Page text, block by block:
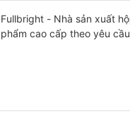
Fullbright - Nhà sản xuất
phẩm cao cấp theo yêu